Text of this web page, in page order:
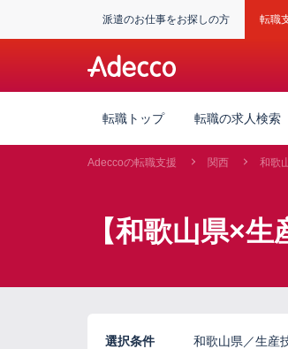
派遣のお仕事をお探しの方 転職
転職トップ 転職の求人検索
Adeccoの転職支援 関西 和歌
【和歌山県×
選択条件 和歌山県／生産